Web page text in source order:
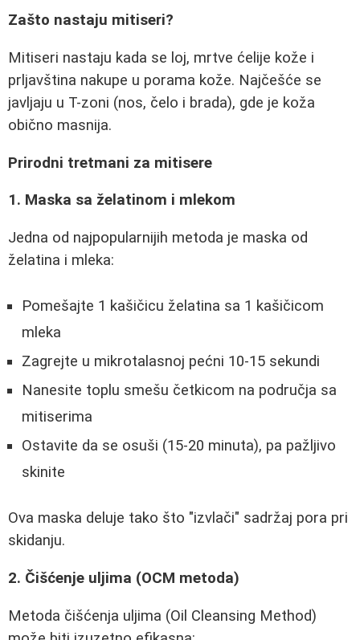
Zašto nastaju mitiseri?
Mitiseri nastaju kada se loj, mrtve ćelije kože i
prljavština nakupe u porama kože. Najčešće se
javljaju u T-zoni (nos, čelo i brada), gde je koža
obično masnija.
Prirodni tretmani za mitisere
1. Maska sa želatinom i mlekom
Jedna od najpopularnijih metoda je maska od
želatina i mleka:
Pomešajte 1 kašičicu želatina sa 1 kašičicom
mleka
Zagrejte u mikrotalasnoj pećni 10-15 sekundi
Nanesite toplu smešu četkicom na područja sa
mitiserima
Ostavite da se osuši (15-20 minuta), pa pažljivo
skinite
Ova maska deluje tako što "izvlači" sadržaj pora pri
skidanju.
2. Čišćenje uljima (OCM metoda)
Metoda čišćenja uljima (Oil Cleansing Method)